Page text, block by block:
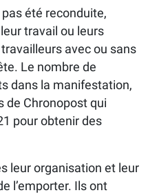
été reconduite,
travail ou leurs
avec ou sans
Le nombre de
dans la manifestation,
de Chronopost qui
pour obtenir des
leur organisation et leur
l’emporter. Ils ont